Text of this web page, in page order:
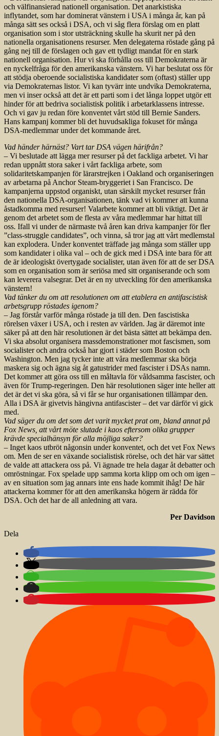
och välfinansierad nationell organisation. Det anarkistiska
inflytandet, som har dominerat vänstern i USA i många år, kan på
många sätt ses också i DSA, och vi såg flera förslag om en platt
organisation som i stor utsträckning skulle ha skurit ner på den
nationella organisationens resurser. Men delegaterna röstade gång på
gång nej till de förslagen och gav ett tydligt mandat för en stark
nationell organisation. Hur vi ska förhålla oss till Demokraterna är
en nyckelfråga för den amerikanska vänstern. Vi har beslutat oss för
att stödja oberoende socialistiska kandidater som (oftast) ställer upp
via Demokraternas listor. Vi kan tyvärr inte undvika Demokraterna,
men vi inser också att det är ett parti som i det långa loppet utgör ett
hinder för att bedriva socialistisk politik i arbetarklassens intresse.
Och vi gav ju redan före konventet vårt stöd till Bernie Sanders.
Hans kampanj kommer bli det huvudsakliga fokuset för många
DSA-medlemmar under det kommande året.
Vad händer härnäst? Vart tar DSA vägen härifrån?
– Vi beslutade att lägga mer resurser på det fackliga arbetet. Vi har
redan uppnått stora saker i vårt fackliga arbete, som
solidaritetskampanjen för lärarstrejken i Oakland och organiseringen
av arbetarna på Anchor Steam-bryggeriet i San Francisco. De
kampanjerna uppstod organiskt, utan särskilt mycket resurser från
den nationella DSA-organisationen, tänk vad vi kommer att kunna
åstadkomma med resurser! Valarbete kommer att bli viktigt. Det är
genom det arbetet som de flesta av våra medlemmar har hittat till
oss. Ifall vi under de närmaste två åren kan driva kampanjer för fler
”class-struggle candidates”, och vinna, så tror jag att vårt medlemstal
kan explodera. Under konventet träffade jag många som ställer upp
som kandidater i olika val – och de gick med i DSA inte bara för att
de är ideologiskt övertygade socialister, utan även för att de ser DSA
som en organisation som är seriösa med sitt organiserande och som
kan leverera valsegrar. Det är en ny utveckling för den amerikanska
vänstern!
Vad tänker du om att resolutionen om att etablera en antifascistisk
arbetsgrupp röstades igenom?
– Jag förstår varför många röstade ja till den. Den fascistiska
rörelsen växer i USA, och i resten av världen. Jag är däremot inte
säker på att den här resolutionen är det bästa sättet att bekämpa den.
Vi ska absolut organisera massdemonstrationer mot fascismen, som
socialister och andra också har gjort i städer som Boston och
Washington. Men jag tycker inte att våra medlemmar ska börja
maskera sig och ägna sig åt gatustrider med fascister i DSAs namn.
Det kommer att göra oss till en måltavla för våldsamma fascister, och
även för Trump-regeringen. Den här resolutionen säger inte heller att
det är det vi ska göra, så vi får se hur organisationen tillämpar den.
Alla i DSA är givetvis hängivna antifascister – det var därför vi gick
med.
Vad säger du om det som det varit mycket prat om, bland annat på
Fox News, att vårt möte slutade i kaos eftersom olika grupper
krävde specialhänsyn för alla möjliga saker?
– Inget kaos utbröt någonsin under konventet, och det vet Fox News
om. Men de ser en växande socialistisk rörelse, och det här var sättet
de valde att attackera oss på. Vi ägnade tre hela dagar åt debatter och
omröstningar. Fox spelade upp samma korta klipp om och om igen –
av en situation som jag annars inte ens hade kommit ihåg! De här
attackerna kommer för att den amerikanska högern är rädda för
DSA. Och det har de all anledning att vara.
Per Davidson
Dela